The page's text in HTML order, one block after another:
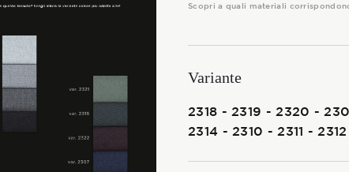
Scopri a quali materiali
Variante
2318 - 2319 - 2320 -
2314 - 2310 - 2311 -
Le sotto-collezioni
Le caratteristiche
Heart for Earth